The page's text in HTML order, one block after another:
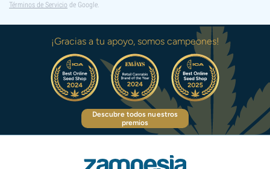
Términos de Servicio de Google.
¡Gracias a tu apoyo, somos campeones!
Descubre todos nuestros
premios